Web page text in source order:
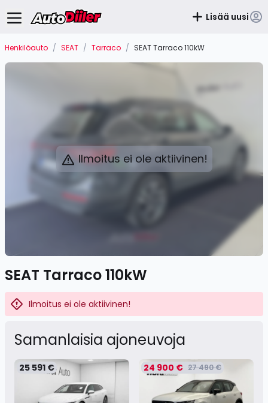
Lisää uusi
Henkilöauto / SEAT / Tarraco / SEAT Tarraco 110kW
Ilmoitus ei ole aktiivinen!
SEAT Tarraco 110kW
Ilmoitus ei ole aktiivinen!
Samanlaisia ​​ajoneuvoja
25 591 € 24 900 € 27 490 €